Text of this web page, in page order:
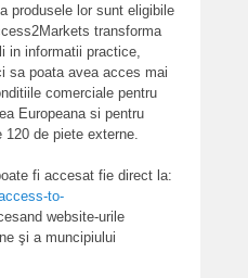
produsele lor sunt eligibile
transforma
in informatii practice,
sa poata avea acces mai
comerciale pentru
Europeana si pentru
120 de piete externe.
fi accesat fie direct la:
to-
website-urile
şi a muncipiului